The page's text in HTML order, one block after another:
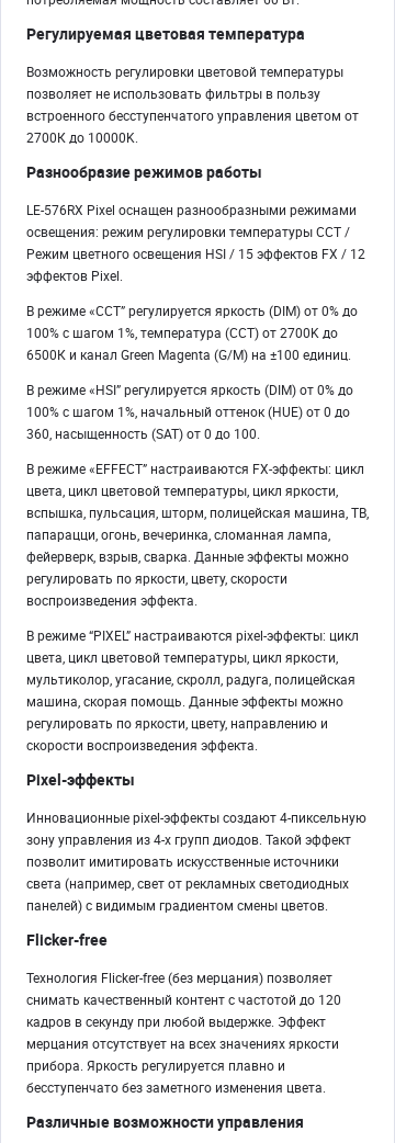
Регулируемая цветовая температура
Возможность регулировки цветовой температуры
позволяет не использовать фильтры в пользу
встроенного бесступенчатого управления цветом от
2700К до 10000K.
Разнообразие режимов работы
LE-576RX Pixel оснащен разнообразными режимами
освещения: режим регулировки температуры CCT /
Режим цветного освещения HSI / 15 эффектов FX / 12
эффектов Pixel.
В режиме «CCT” регулируется яркость (DIM) от 0% до
100% с шагом 1%, температура (CCT) от 2700K до
6500К и канал Green Magenta (G/M) на ±100 единиц.
В режиме «HSI” регулируется яркость (DIM) от 0% до
100% с шагом 1%, начальный оттенок (HUE) от 0 до
360, насыщенность (SAT) от 0 до 100.
В режиме «EFFECT” настраиваются FX-эффекты: цикл
цвета, цикл цветовой температуры, цикл яркости,
вспышка, пульсация, шторм, полицейская машина, ТВ,
папарацци, огонь, вечеринка, сломанная лампа,
фейерверк, взрыв, сварка. Данные эффекты можно
регулировать по яркости, цвету, скорости
воспроизведения эффекта.
В режиме “PIXEL” настраиваются pixel-эффекты: цикл
цвета, цикл цветовой температуры, цикл яркости,
мультиколор, угасание, скролл, радуга, полицейская
машина, скорая помощь. Данные эффекты можно
регулировать по яркости, цвету, направлению и
скорости воспроизведения эффекта.
Pixel-эффекты
Инновационные pixel-эффекты создают 4-пиксельную
зону управления из 4-х групп диодов. Такой эффект
позволит имитировать искусственные источники
света (например, свет от рекламных светодиодных
панелей) с видимым градиентом смены цветов.
Flicker-free
Технология Flicker-free (без мерцания) позволяет
снимать качественный контент с частотой до 120
кадров в секунду при любой выдержке. Эффект
мерцания отсутствует на всех значениях яркости
прибора. Яркость регулируется плавно и
бесступенчато без заметного изменения цвета.
Различные возможности управления